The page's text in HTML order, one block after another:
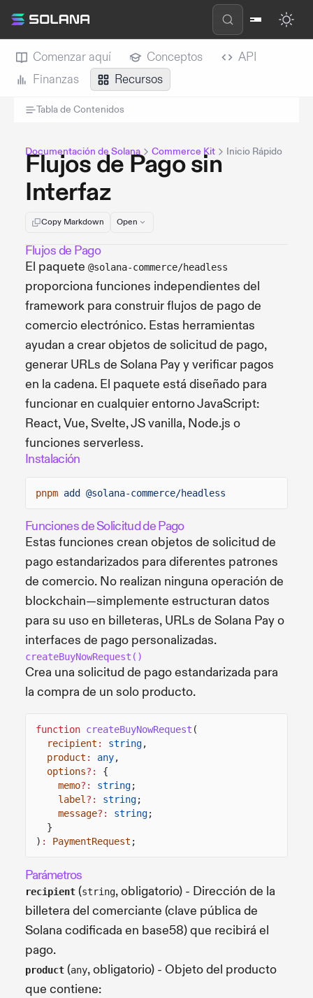
Comenzar aquí Conceptos
API
Finanzas
Recursos
Tabla de Contenidos
Documentación de Solana Commerce Kit Inicio Rápido
Flujos de Pago sin
Interfaz
Copy Markdown Open
Flujos de Pago
El paquete @solana-commerce/headless
proporciona funciones independientes del
framework para construir flujos de pago de
comercio electrónico. Estas herramientas
ayudan a crear objetos de solicitud de pago,
generar URLs de Solana Pay y verificar pagos
en la cadena. El paquete está diseñado para
funcionar en cualquier entorno JavaScript:
React, Vue, Svelte, JS vanilla, Node.js o
funciones serverless.
Instalación
pnpm add @solana-commerce/headless
Funciones de Solicitud de Pago
Estas funciones crean objetos de solicitud de
pago estandarizados para diferentes patrones
de comercio. No realizan ninguna operación de
blockchain—simplemente estructuran datos
para su uso en billeteras, URLs de Solana Pay o
interfaces de pago personalizadas.
createBuyNowRequest()
Crea una solicitud de pago estandarizada para
la compra de un solo producto.
function createBuyNowRequest (
recipient : string,
product : any,
options?:
{
memo?: string;
label ?: string;
message?: string;
}
) : PaymentRequest ;
Parámetros
recipient (string, obligatorio) - Dirección de la
billetera del comerciante (clave pública de
Solana codificada en base58) que recibirá el
pago.
product (any, obligatorio) - Objeto del producto
que contiene: